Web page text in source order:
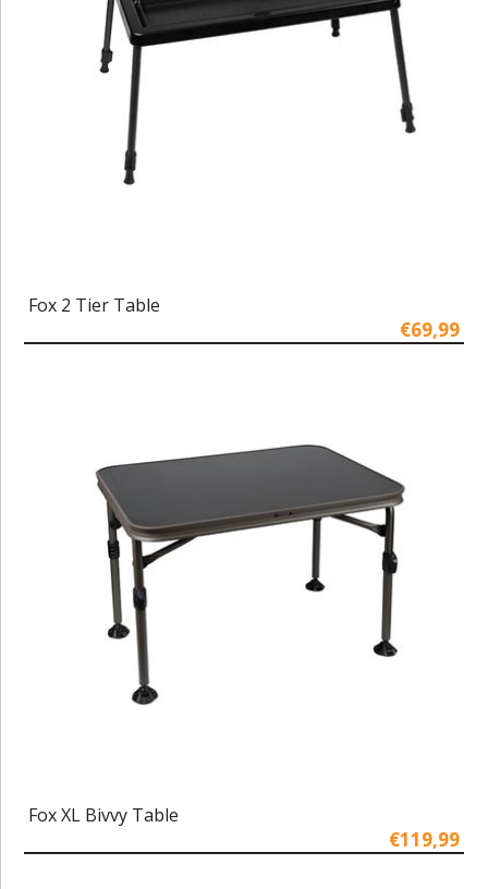
Fox 2 Tier Table
€69,99
Fox XL Bivvy Table
€119,99